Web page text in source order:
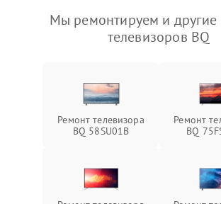
Мы ремонтируем и другие
телевизоров BQ
Ремонт телевизора
BQ 58SU01B
Ремонт
BQ